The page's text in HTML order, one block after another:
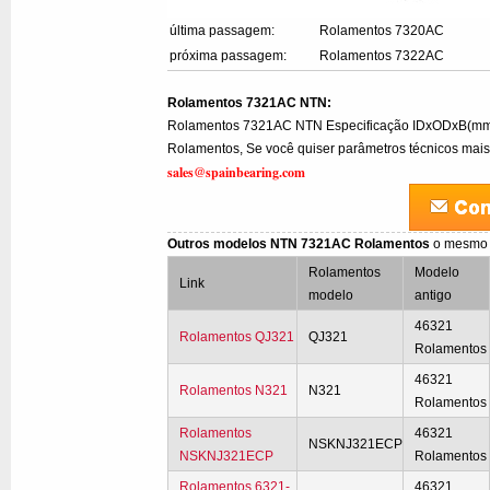
última passagem:
Rolamentos 7320AC
próxima passagem:
Rolamentos 7322AC
Rolamentos 7321AC NTN:
Rolamentos 7321AC NTN Especificação
Rolamentos, Se você quiser parâmetros técnicos
sales@spainbearing.com
Outros modelos NTN 7321AC Rolamentoso
Link
Rolamentos
modelo
Modelo
antigo
Rolamentos QJ321 QJ321
46321
Rolamentos
Rolamentos N321 N321
46321
Rolamentos
Rolamentos
NSKNJ321ECP
NSKNJ321ECP
46321
Rolamentos
Rolamentos 6321-
46321